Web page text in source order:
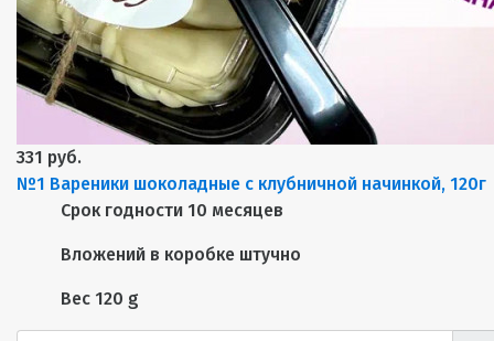
331 руб.
№1 Вареники шоколадные с клубничной начинкой, 120г
Срок годности 10 месяцев
Вложений в коробке штучно
Вес 120 g